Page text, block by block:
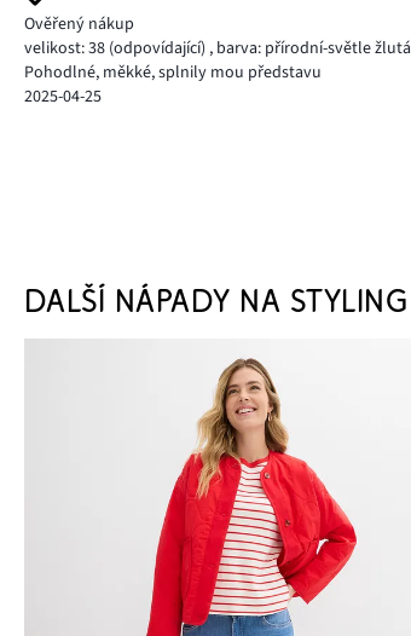
Ověřený nákup
velikost: 38 (odpovídající) , barva: přírodní-světle žlutá
Pohodlné, měkké, splnily mou představu
2025-04-25
DALŠÍ NÁPADY NA STYLING